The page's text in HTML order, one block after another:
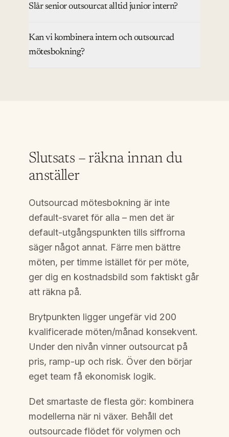
Slår senior outsourcat alltid junior intern?
Kan vi kombinera intern och outsourcad
mötesbokning?
Slutsats – räkna innan du
anställer
Outsourcad mötesbokning är inte
default-svaret för alla – men det är
default-utgångspunkten tills siffrorna
säger något annat. Färre men bättre
möten, per timme istället för per möte,
ger dig en kostnadsbild som faktiskt går
att räkna på.
Brytpunkten ligger ungefär vid 200
kvalificerade möten/månad konsekvent.
Under den nivån vinner outsourcat på
pris, ramp-up och risk. Över den börjar
eget team få ekonomisk logik.
Det smartaste de flesta gör: kombinera
modellerna när ni växer. Behåll det
outsourcade flödet för volymen och